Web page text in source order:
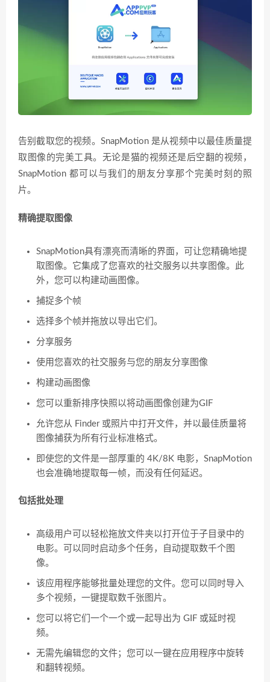
告别截取您的视频。SnapMotion 是从视频中以最佳质量提
取图像的完美工具。无论是猫的视频还是后空翻的视频，
SnapMotion 都可以与我们的朋友分享那个完美时刻的照
片。
精确提取图像
SnapMotion具有漂亮而清晰的界面，可让您精确地提
取图像。它集成了您喜欢的社交服务以共享图像。此
外，您可以构建动画图像。
捕捉多个帧
选择多个帧并拖放以导出它们。
分享服务
使用您喜欢的社交服务与您的朋友分享图像
构建动画图像
您可以重新排序快照以将动画图像创建为GIF
允许您从 Finder 或照片中打开文件，并以最佳质量将
图像捕获为所有行业标准格式。
即使您的文件是一部厚重的 4K/8K 电影，SnapMotion
也会准确地提取每一帧，而没有任何延迟。
包括批处理
高级用户可以轻松拖放文件夹以打开位于子目录中的
电影。可以同时启动多个任务，自动提取数千个图
像。
该应用程序能够批量处理您的文件。您可以同时导入
多个视频，一键提取数千张图片。
您可以将它们一个一个或一起导出为 GIF 或延时视
频。
无需先编辑您的文件；您可以一键在应用程序中旋转
和翻转视频。